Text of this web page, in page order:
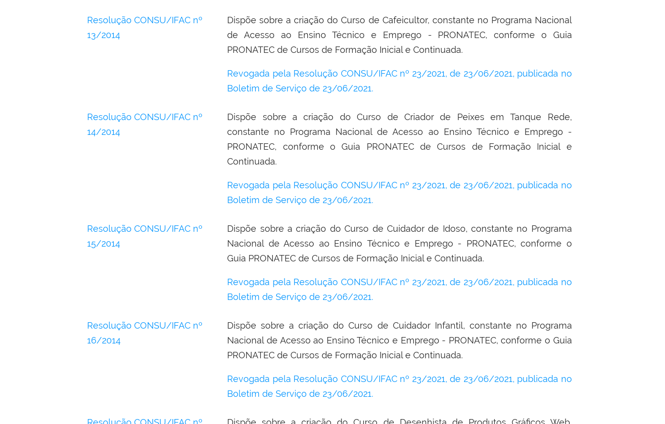
Resolução CONSU/IFAC nº
13/2014
Dispõe sobre a criação do Curso de Cafeicultor, constante no Programa Nacional
de Acesso ao Ensino Técnico e Emprego - PRONATEC, conforme o Guia
PRONATEC de Cursos de Formação Inicial e Continuada.
Revogada pela Resolução CONSU/IFAC nº 23/2021, de 23/06/2021, publicada no
Boletim de Serviço de 23/06/2021.
Resolução CONSU/IFAC nº
14/2014
Dispõe sobre a criação do Curso de Criador de Peixes em Tanque Rede,
constante no Programa Nacional de Acesso ao Ensino Técnico e Emprego -
PRONATEC, conforme o Guia PRONATEC de Cursos de Formação Inicial e
Continuada.
Revogada pela Resolução CONSU/IFAC nº 23/2021, de 23/06/2021, publicada no
Boletim de Serviço de 23/06/2021.
Resolução CONSU/IFAC nº
15/2014
Dispõe sobre a criação do Curso de Cuidador de Idoso, constante no Programa
Nacional de Acesso ao Ensino Técnico e Emprego - PRONATEC, conforme o
Guia PRONATEC de Cursos de Formação Inicial e Continuada.
Revogada pela Resolução CONSU/IFAC nº 23/2021, de 23/06/2021, publicada no
Boletim de Serviço de 23/06/2021.
Resolução CONSU/IFAC nº
16/2014
Dispõe sobre a criação do Curso de Cuidador Infantil, constante no Programa
Nacional de Acesso ao Ensino Técnico e Emprego - PRONATEC, conforme o Guia
PRONATEC de Cursos de Formação Inicial e Continuada.
Revogada pela Resolução CONSU/IFAC nº 23/2021, de 23/06/2021, publicada no
Boletim de Serviço de 23/06/2021.